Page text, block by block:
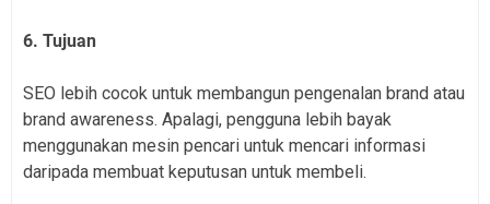
6. Tujuan
SEO lebih cocok untuk membangun pengenalan brand atau
brand awareness. Apalagi, pengguna lebih bayak
menggunakan mesin pencari untuk mencari informasi
daripada membuat keputusan untuk membeli.